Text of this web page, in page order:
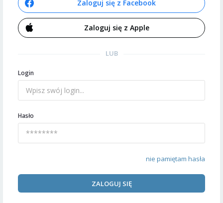
Zaloguj się z Facebook
Zaloguj się z Apple
LUB
Login
Hasło
nie pamiętam hasła
ZALOGUJ SIĘ